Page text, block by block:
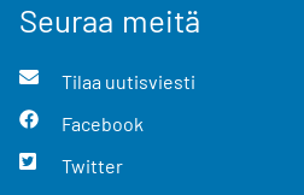
Seuraa meitä
Tilaa uutisviesti
Facebook
Twitter